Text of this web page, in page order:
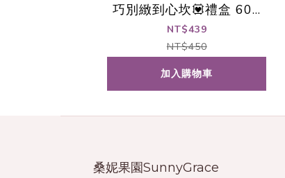
巧別緻到心坎💟禮盒 600
g/盒
NT$439
NT$450
加入購物車
桑妮果園SunnyGrace